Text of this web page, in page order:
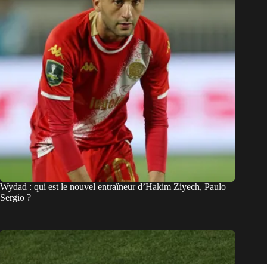
Wydad : qui est le nouvel entraîneur d’Hakim Ziyech, Paulo
Sergio ?